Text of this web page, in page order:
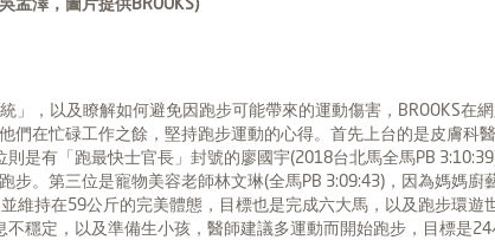
孟澤，圖片提供BROOKS)
」，以及瞭解如何避免因跑步可能帶來的運動傷害，BROOKS在
們在忙碌工作之餘，堅持跑步運動的心得。首先上台的是皮膚科
是有「跑最快士官長」封號的廖國宇(2018台北馬全馬PB
步。第三位是寵物美容老師林文琳(全馬PB 3:09:43)，因為媽媽廚
維持在59公斤的完美體態，目標也是完成六大馬，以及跑步環遊
穩定，以及準備生小孩，醫師建議多運動而開始跑步，目標是